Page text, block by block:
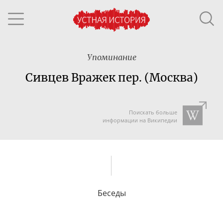
Упоминание
Сивцев Вражек пер. (Москва)
Поискать больше
информации на Википедии
Беседы